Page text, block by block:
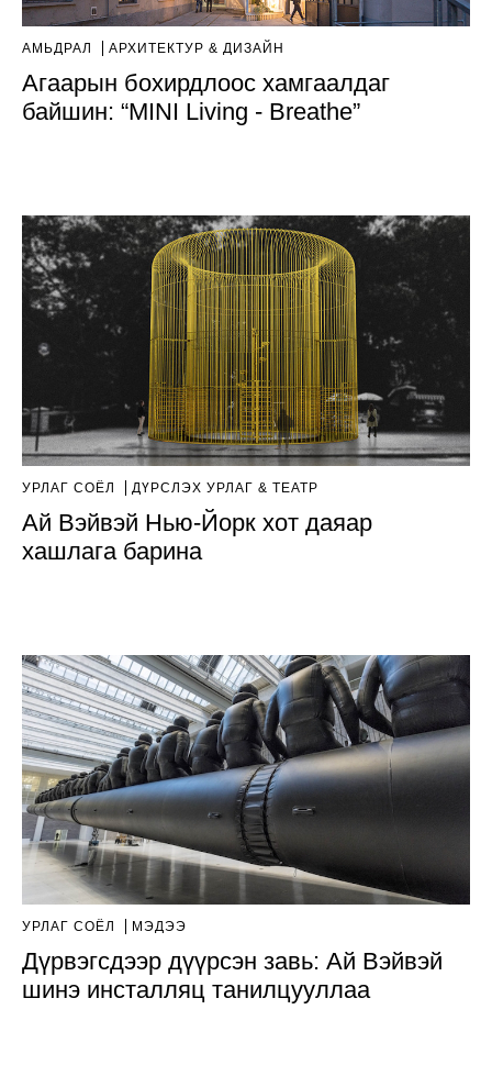
АМЬДРАЛ AРХИТЕКТУР & ДИЗАЙН
Агаарын бохирдлоос хамгаалдаг
байшин: “MINI Living - Breathe”
УРЛАГ СОЁЛ ДҮРСЛЭХ УРЛАГ & ТЕАТР
Ай Вэйвэй Нью-Йорк хот даяар
хашлага барина
УРЛАГ СОЁЛ МЭДЭЭ
Дүрвэгсдээр дүүрсэн завь: Ай Вэйвэй
шинэ инсталляц танилцууллаа